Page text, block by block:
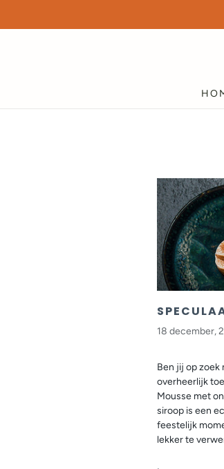
18 december,
Ben jij op zoek
overheerlijk
Mousse met
siroop is een
feestelijk
lekker te